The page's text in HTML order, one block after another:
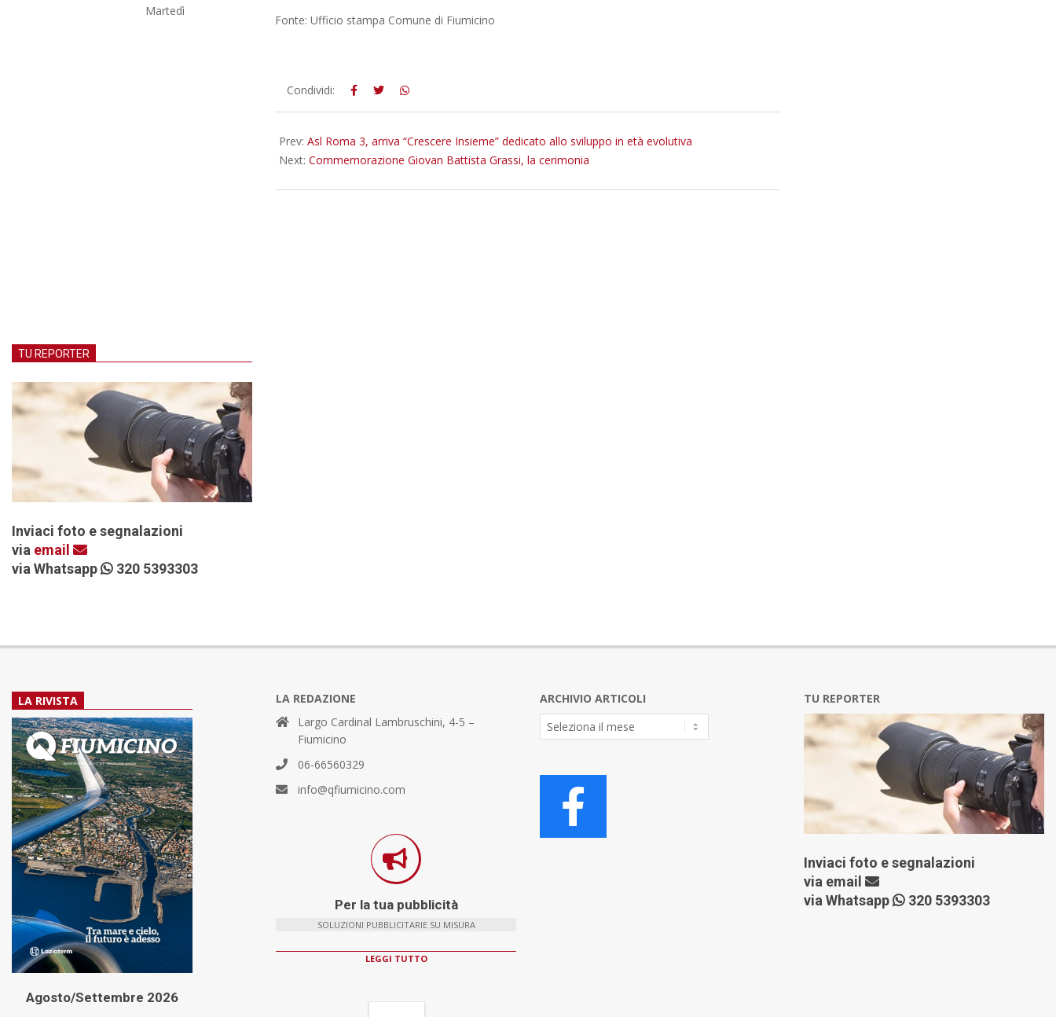
Fonte: Ufficio stampa Comune di Fiumicino
2026-
05-
Condividi:
Prev: Asl Roma 3, arriva “Crescere Insieme” dedicato allo sviluppo in età evolutiva
Next: Commemorazione Giovan Battista Grassi, la cerimonia
Martedì
TU REPORTER
Inviaci foto e segnalazioni
via email
via Whatsapp
320 5393303
LA RIVISTA
Agosto/Settembre 2026
LA REDAZIONE
Largo Cardinal Lambruschini, 4-5 –
Fiumicino
06-66560329
info@qfiumicino.com
Per la tua pubblicità
SOLUZIONI PUBBLICITARIE SU MISURA
LEGGI TUTTO
ARCHIVIO ARTICOLI
Archivio
Articoli
TU REPORTER
Inviaci foto e segnalazioni
via email
via Whatsapp
320 5393303